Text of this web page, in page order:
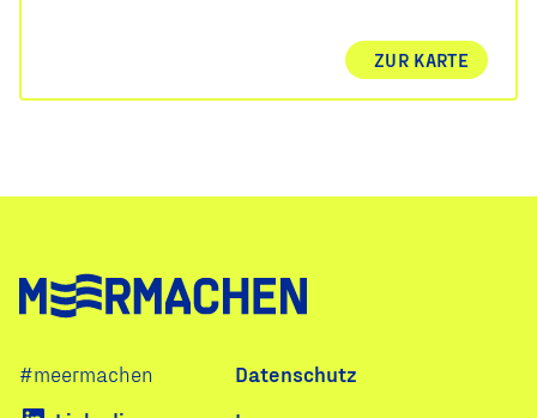
ZUR KARTE
#meermachen
Navigation
Datenschutz